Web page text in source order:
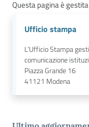
Questa pagina è
Ufficio stampa
L’Ufficio Stampa
comunicazione
Piazza Grande 16
41121 Modena